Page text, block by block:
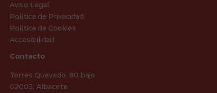
Aviso Legal
Política de Privacidad
Política de Cookies
Accesibilidad
Contacto
Torres Quevedo, 80 bajo
02003, Albacete